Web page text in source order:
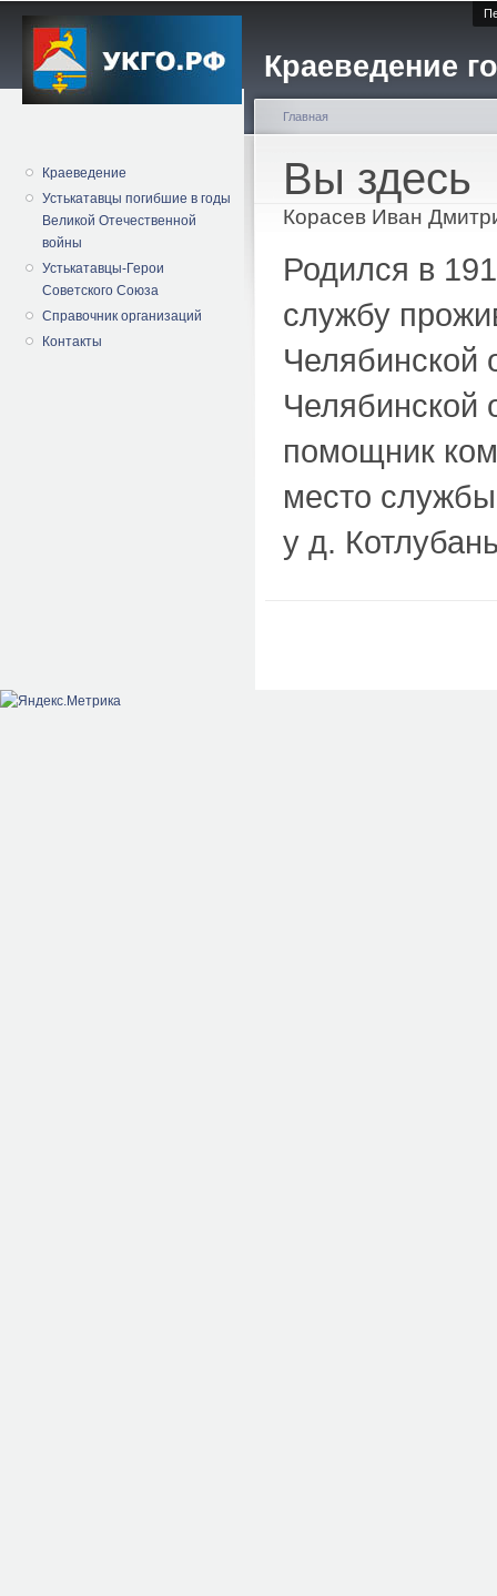
Краеведение
Краеведение
Устькатавцы погибшие в годы
Великой Отечественной
войны
Устькатавцы-Герои
Советского Союза
Справочник организаций
Контакты
Вы здесь
Главная
Корасев Иван
Родился в
службу
Челябинской
Челябинской
помощник
место
у д.